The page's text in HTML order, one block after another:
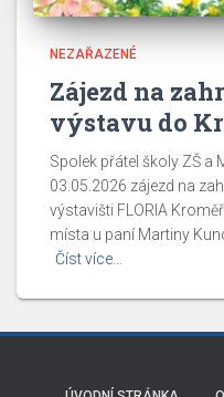
NEZAŘAZENÉ
Zájezd na
výstavu do
Spolek přátel školy ZŠ a
03.05.2026 zájezd na
výstavišti FLORIA
místa u paní Martiny
Číst více…